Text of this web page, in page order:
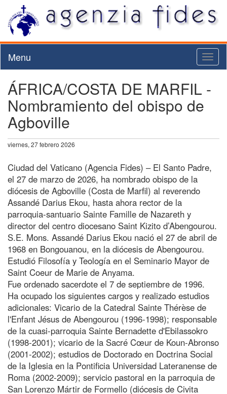
Menu
ÁFRICA/COSTA DE MARFIL -
Nombramiento del obispo de
Agboville
viernes, 27 febrero 2026
Ciudad del Vaticano (Agencia Fides) – El Santo Padre,
el 27 de marzo de 2026, ha nombrado obispo de la
diócesis de Agboville (Costa de Marfil) al reverendo
Assandé Darius Ekou, hasta ahora rector de la
parroquia-santuario Sainte Famille de Nazareth y
director del centro diocesano Saint Kizito d’Abengourou.
S.E. Mons. Assandé Darius Ekou nació el 27 de abril de
1968 en Bongouanou, en la diócesis de Abengourou.
Estudió Filosofía y Teología en el Seminario Mayor de
Saint Coeur de Marie de Anyama.
Fue ordenado sacerdote el 7 de septiembre de 1996.
Ha ocupado los siguientes cargos y realizado estudios
adicionales: Vicario de la Catedral Sainte Thérèse de
l'Enfant Jésus de Abengourou (1996-1998); responsable
de la cuasi-parroquia Sainte Bernadette d'Ebilassokro
(1998-2001); vicario de la Sacré Cœur de Koun-Abronso
(2001-2002); estudios de Doctorado en Doctrina Social
de la Iglesia en la Pontificia Universidad Lateranense de
Roma (2002-2009); servicio pastoral en la parroquia de
San Lorenzo Mártir de Formello (diócesis de Civita